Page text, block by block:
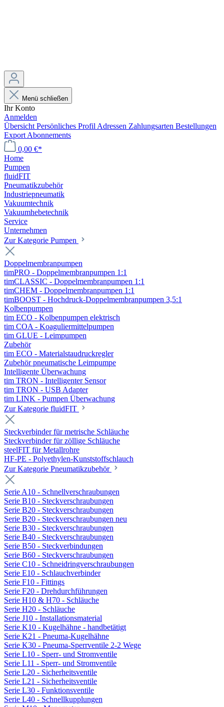
Menü schließen
Ihr Konto
Anmelden
Übersicht Persönliches Profil Adressen Zahlungsarten Bestellungen
Export Abonnements
0,00 €*
Home
Pumpen
fluidFIT
Pneumatikzubehör
Industriepneumatik
Vakuumtechnik
Vakuumhebetechnik
Service
Unternehmen
Zur Kategorie Pumpen
Doppelmembranpumpen
timPRO - Doppelmembranpumpen 1:1
timCLASSIC - Doppelmembranpumpen 1:1
timCHEM - Doppelmembranpumpen 1:1
timBOOST - Hochdruck-Doppelmembranpumpen 3,5:1
Kolbenpumpen
tim ECO - Kolbenpumpen elektrisch
tim COA - Koaguliermittelpumpen
tim GLUE - Leimpumpen
Zubehör
tim ECO - Materialstaudruckregler
Zubehör pneumatische Leimpumpe
Intelligente Überwachung
tim TRON - Intelligenter Sensor
tim TRON - USB Adapter
tim LINK - Pumpen Überwachung
Zur Kategorie fluidFIT
Steckverbinder für metrische Schläuche
Steckverbinder für zöllige Schläuche
steelFIT für Metallrohre
HF-PE - Polyethylen-Kunststoffschlauch
Zur Kategorie Pneumatikzubehör
Serie A10 - Schnellverschraubungen
Serie B10 - Steckverschraubungen
Serie B20 - Steckverschraubungen
Serie B20 - Steckverschraubungen neu
Serie B30 - Steckverschraubungen
Serie B40 - Steckverschraubungen
Serie B50 - Steckverbindungen
Serie B60 - Steckverschraubungen
Serie C10 - Schneidringverschraubungen
Serie E10 - Schlauchverbinder
Serie F10 - Fittings
Serie F20 - Drehdurchführungen
Serie H10 & H70 - Schläuche
Serie H20 - Schläuche
Serie J10 - Installationsmaterial
Serie K10 - Kugelhähne - handbetätigt
Serie K21 - Pneuma-Kugelhähne
Serie K30 - Pneuma-Sperrventile 2-2 Wege
Serie L10 - Sperr- und Stromventile
Serie L11 - Sperr- und Stromventile
Serie L20 - Sicherheitsventile
Serie L21 - Sicherheitsventile
Serie L30 - Funktionsventile
Serie L40 - Schnellkupplungen